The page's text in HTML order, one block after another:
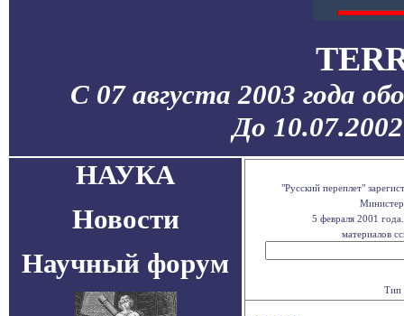
С 07 августа 2003 года
До
НАУКА
Новости
Научный форум
"Русский переплет"
5 февраля 2001
материалов
Тип